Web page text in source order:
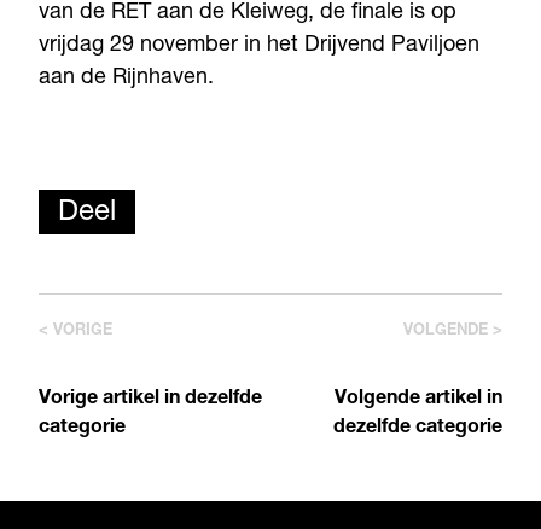
van de RET aan de Kleiweg, de finale is op
vrijdag 29 november in het Drijvend Paviljoen
aan de Rijnhaven.
Deel
< VORIGE
Vorige artikel in dezelfde
categorie
VOLGENDE >
Volgende artikel in
dezelfde categorie